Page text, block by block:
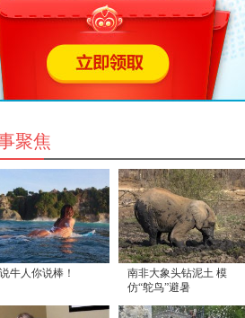
聚焦
牛人你说棒！
南非大象头钻泥土 模
仿“鸵鸟”避暑